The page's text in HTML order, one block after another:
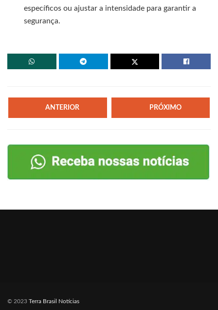
específicos ou ajustar a intensidade para garantir a
segurança.
ANTERIOR PRÓXIMO
© 2023 Terra Brasil Notícias